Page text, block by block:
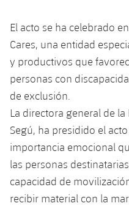
SUB9 A
SUB9 B
SUB8 A
SUB8 B
Historia
Palmarés
Mini
Clasificaciones
Jugadores
Fotos
Historia
Palmarés
Resultados
Clasificaciones
Jugadores
Fotos
Juvenil
Cadete A
Cadete B
Infantil A
Infantil B
Primer equipo
plusicon
más
Actualidad
Calendario
Entradas
Resultados
Clasificaciones
Barça Atlètic
plusicon
más
Actualidad
Calendario
Resultados
Jugadores
Base
plusicon
más
Actualidad
Juvenil
Cadete
Campus Verano
PLUSICON
MÁS
Primer equipo
plusicon
más
El acto se ha celebrado
Cares, una entidad
y productivos que
personas con
de exclusión.
La directora general de
Segú, ha presidido el
importancia emocional
las personas
capacidad de
recibir material con la